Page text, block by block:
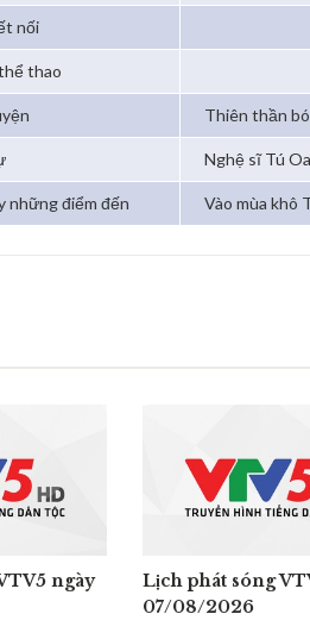
nối
thao
Thiên thần
Nghệ sĩ Tú
những điểm đến Vào mùa khô
ngày
Lịch phát sóng
07/08/2026